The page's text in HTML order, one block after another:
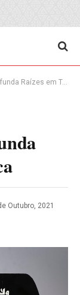
em Toda a África
Outubro, 2021